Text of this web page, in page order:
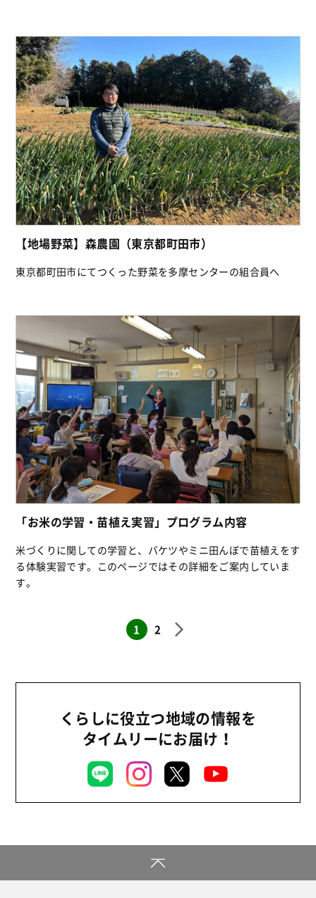
【地場野菜】森農園（東京都町田市）
東京都町田市にてつくった野菜を多摩センターの組合員へ
「お米の学習・苗植え実習」プログラム内容
米づくりに関しての学習と、バケツやミニ田んぼで苗植えをす
る体験実習です。このページではその詳細をご案内していま
す。
1 2
くらしに役立つ地域の情報を
タイムリーにお届け！